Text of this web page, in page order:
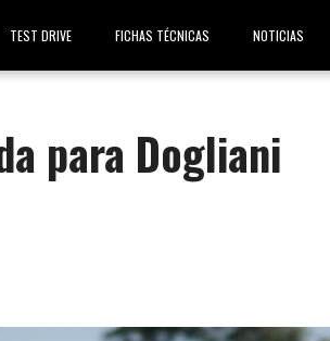
TEST DRIVE FICHAS TÉCNICAS NOTICIAS
para Dogliani